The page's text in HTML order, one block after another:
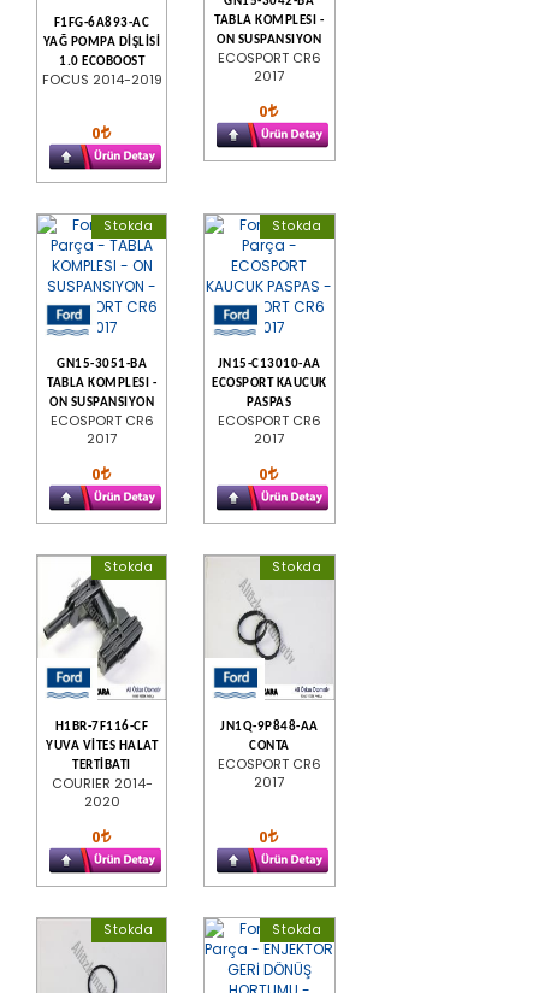
F1FG-6A893-AC
YAĞ POMPA DİŞLİSİ
1.0 ECOBOOST
FOCUS 2014-2019
0
TABLA KOMPLESI -
ON SUSPANSIYON
ECOSPORT CR6
2017
0
Stokda
GN15-3051-BA
TABLA KOMPLESI -
ON SUSPANSIYON
ECOSPORT CR6
2017
0
Stokda
JN15-C13010-AA
ECOSPORT KAUCUK
PASPAS
ECOSPORT CR6
2017
0
Stokda
H1BR-7F116-CF
YUVA VİTES HALAT
TERTİBATI
COURIER 2014-
2020
0
Stokda
JN1Q-9P848-AA
CONTA
ECOSPORT CR6
2017
0
Stokda Stokda